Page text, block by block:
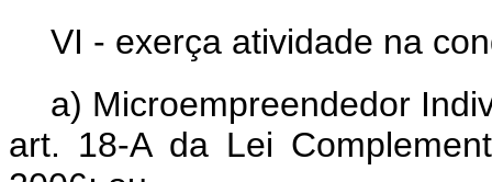
VI - exerça atividade na
a) Microempreendedor
art. 18-A da Lei